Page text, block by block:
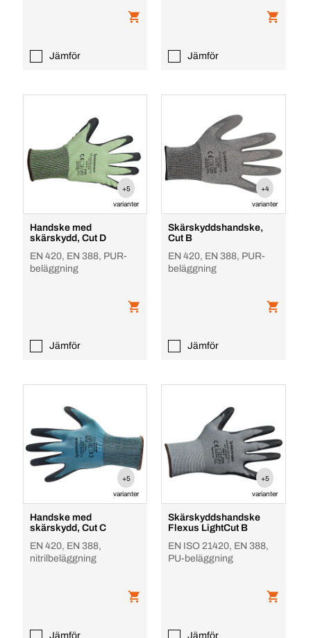
Jämför Jämför
+5
varianter
Handske med
skärskydd, Cut D
EN 420, EN 388, PUR-
beläggning
Jämför
+4
varianter
Skärskyddshandske,
Cut B
EN 420, EN 388, PUR-
beläggning
Jämför
+5
varianter
Handske med
skärskydd, Cut C
EN 420, EN 388,
nitrilbeläggning
Jämför
+5
varianter
Skärskyddshandske
Flexus LightCut B
EN ISO 21420, EN 388,
PU-beläggning
Jämför